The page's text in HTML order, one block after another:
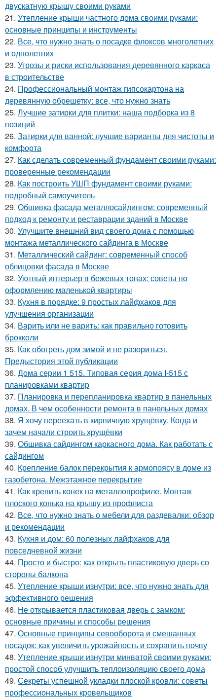
двускатную крышу своими руками
21. Утепление крыши частного дома своими руками:
основные принципы и инструменты
22. Все, что нужно знать о посадке флоксов многолетних
и однолетних
23. Угрозы и риски использования деревянного каркаса
в строительстве
24. Профессиональный монтаж гипсокартона на
деревянную обрешетку: все, что нужно знать
25. Лучшие затирки для плитки: наша подборка из 8
позиций
26. Затирки для ванной: лучшие варианты для чистоты и
комфорта
27. Как сделать современный фундамент своими руками:
проверенные рекомендации
28. Как построить УШП фундамент своими руками:
подробный самоучитель
29. Обшивка фасада металлосайдингом: современный
подход к ремонту и реставрации зданий в Москве
30. Улучшите внешний вид своего дома с помощью
монтажа металлического сайдинга в Москве
31. Металлический сайдинг: современный способ
облицовки фасада в Москве
32. Уютный интерьер в бежевых тонах: советы по
оформлению маленькой квартиры
33. Кухня в порядке: 9 простых лайфхаков для
улучшения организации
34. Варить или не варить: как правильно готовить
брокколи
35. Как обогреть дом зимой и не разориться.
Предыстория этой публикации
36. Дома серии 1 515. Типовая серия дома I-515 с
планировками квартир
37. Планировка и перепланировка квартир в панельных
домах. В чем особенности ремонта в панельных домах
38. Я хочу переехать в кирпичную хрущёвку. Когда и
зачем начали строить хрущёвки
39. Обшивка сайдингом каркасного дома. Как работать с
сайдингом
40. Крепление балок перекрытия к армопоясу в доме из
газобетона. Межэтажное перекрытие
41. Как крепить конек на металлопрофиле. Монтаж
плоского конька на крышу из профлиста
42. Все, что нужно знать о мебели для раздевалки: обзор
и рекомендации
43. Кухня и дом: 60 полезных лайфхаков для
повседневной жизни
44. Просто и быстро: как открыть пластиковую дверь со
стороны балкона
45. Утепление крыши изнутри: все, что нужно знать для
эффективного решения
46. Не открывается пластиковая дверь с замком:
основные причины и способы решения
47. Основные принципы севооборота и смешанных
посадок: как увеличить урожайность и сохранить почву
48. Утепление крыши изнутри минватой своими руками:
простой способ улучшить теплоизоляцию своего дома
49. Секреты успешной укладки плоской кровли: советы
профессиональных кровельщиков